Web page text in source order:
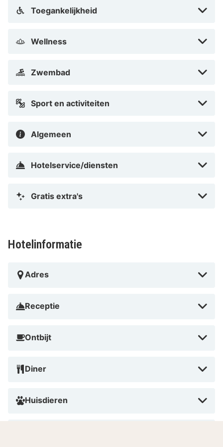
Saumur, Chinon of Bourgueil bezoeken die vaak
vakantieganger? Ga dan lekker fietsen: de fietsroutes
langs de rivier, kastelen en stadjes. Vlakbij is er een
een spa.
landschappen – niets hoeft alles kan!
Toegankelijkheid
Wellness
Zwembad
Sport en activiteiten
Algemeen
Hotelservice/diensten
Gratis extra's
Hotelinformatie
Adres
Receptie
Ontbijt
Diner
Huisdieren